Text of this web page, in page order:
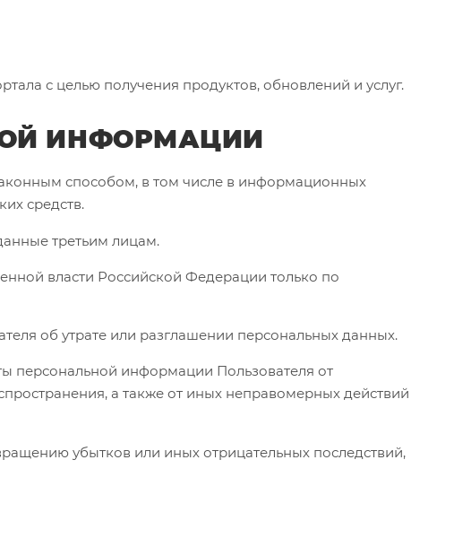
с целью получения продуктов, обновлений и услуг.
ИНФОРМАЦИИ
способом, в том числе в информационных
средств.
третьим лицам.
власти Российской Федерации только по
об утрате или разглашении персональных данных.
персональной информации Пользователя от
а также от иных неправомерных действий
убытков или иных отрицательных последствий,